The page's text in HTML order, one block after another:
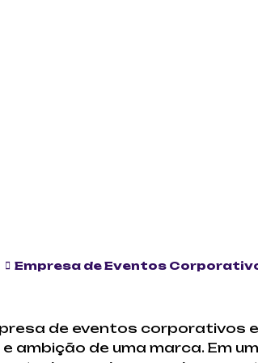
Empresa de Eventos
de eventos corporativos
ambição de uma marca. Em